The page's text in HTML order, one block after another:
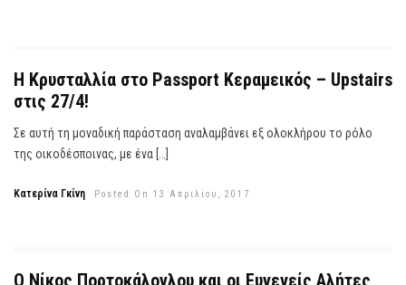
Η Κρυσταλλία στο Passport Κεραμεικός – Upstairs
στις 27/4!
Σε αυτή τη μοναδική παράσταση αναλαμβάνει εξ ολοκλήρου το ρόλο
της οικοδέσποινας, με ένα […]
Κατερίνα Γκίνη Posted On 13 Απριλίου, 2017